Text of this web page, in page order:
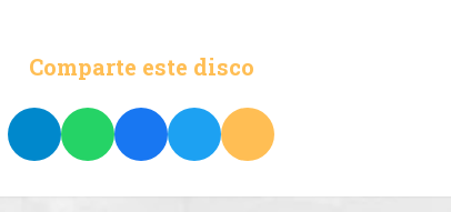
Comparte este disco